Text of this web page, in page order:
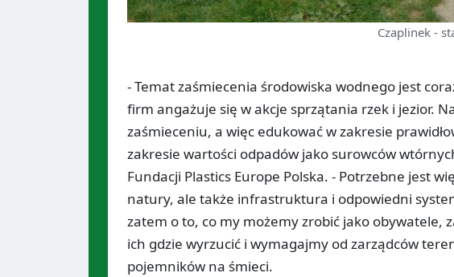
Czaplinek -
- Temat zaśmiecenia środowiska wodnego jest
firm angażuje się w akcje sprzątania rzek i jezior.
zaśmieceniu, a więc edukować w zakresie
zakresie wartości odpadów jako surowców
Fundacji Plastics Europe Polska. - Potrzebne jest
natury, ale także infrastruktura i odpowiedni
zatem o to, co my możemy zrobić jako obywatele,
ich gdzie wyrzucić i wymagajmy od zarządców
pojemników na śmieci.